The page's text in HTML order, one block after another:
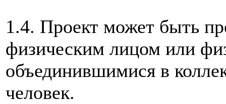
1.4. Проект может быть
физическим лицом или
объединившимися в
человек.